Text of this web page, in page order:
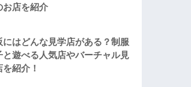
お店を紹介
にはどんな見学店がある？制服
と遊べる人気店やバーチャル見
を紹介！